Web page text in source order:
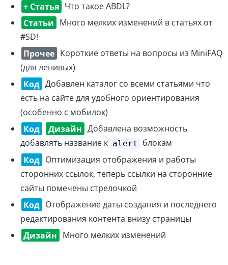
+ Статья Что такое ABDL?
Статьи Много мелких изменений в статьях от
#SD!
Прочее Короткие ответы на вопросы из MiniFAQ
(для ленивых)
Код Добавлен каталог со всеми статьями что
есть на сайте для удобного ориентирования
(особенно с мобилок)
Код
Дизайн Добавлена возможность
добавлять название к alert
блокам
Код Оптимизация отображения и работы
сторонних ссылок, теперь ссылки на сторонние
сайты помечены стрелочкой
Код Отображение даты создания и последнего
редактирования контента внизу страницы
Дизайн Много мелких изменений